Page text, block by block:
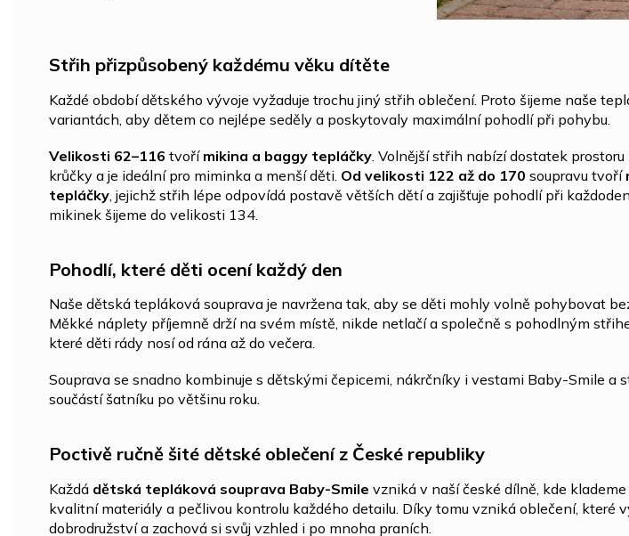
Střih přizpůsobený každému věku dítěte
Každé období dětského vývoje vyžaduje trochu jiný střih oblečení. Proto šijeme naše
variantách, aby dětem co nejlépe seděly a poskytovaly maximální pohodlí při pohybu.
Velikosti 62–116 tvoří mikina a baggy tepláčky . Volnější střih nabízí dostatek
krůčky a je ideální pro miminka a menší děti. Od velikosti 122 až do 170 soupravu tvoří
tepláčky , jejichž střih lépe odpovídá postavě větších dětí a zajišťuje pohodlí při
mikinek šijeme do velikosti 134.
Pohodlí, které děti ocení každý den
Naše dětská tepláková souprava je navržena tak, aby se děti mohly volně pohybovat
Měkké náplety příjemně drží na svém místě, nikde netlačí a společně s pohodlným
které děti rády nosí od rána až do večera.
Souprava se snadno kombinuje s dětskými čepicemi, nákrčníky i vestami Baby-Smile a
součástí šatníku po většinu roku.
Poctivě ručně šité dětské oblečení z České republiky
Každá dětská tepláková souprava Baby-Smile vzniká v naší české dílně, kde
kvalitní materiály a pečlivou kontrolu každého detailu. Díky tomu vzniká oblečení, které
dobrodružství a zachová si svůj vzhled i po mnoha praních.